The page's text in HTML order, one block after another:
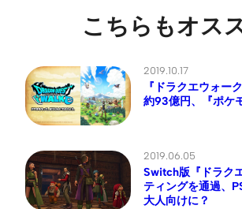
こちらもオス
2019.10.17
『ドラクエウォー
約93億円、『ポケ
2019.06.05
Switch版『ドラク
ティングを通過、
大人向けに？